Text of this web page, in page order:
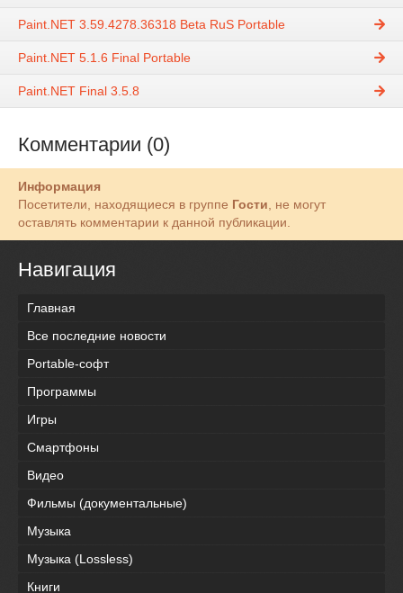
Paint.NET 3.59.4278.36318 Beta RuS Portable
Paint.NET 5.1.6 Final Portable
Paint.NET Final 3.5.8
Комментарии (0)
Информация
Посетители, находящиеся в группе Гости, не могут
оставлять комментарии к данной публикации.
Навигация
Главная
Все последние новости
Portable-софт
Программы
Игры
Смартфоны
Видео
Фильмы (документальные)
Музыка
Музыка (Lossless)
Книги